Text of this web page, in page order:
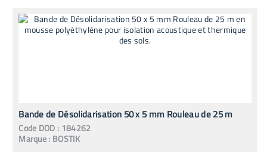
Bande de Désolidarisation 50 x 5 mm Rouleau de 25 m
Code DOD : 184262
Marque : BOSTIK